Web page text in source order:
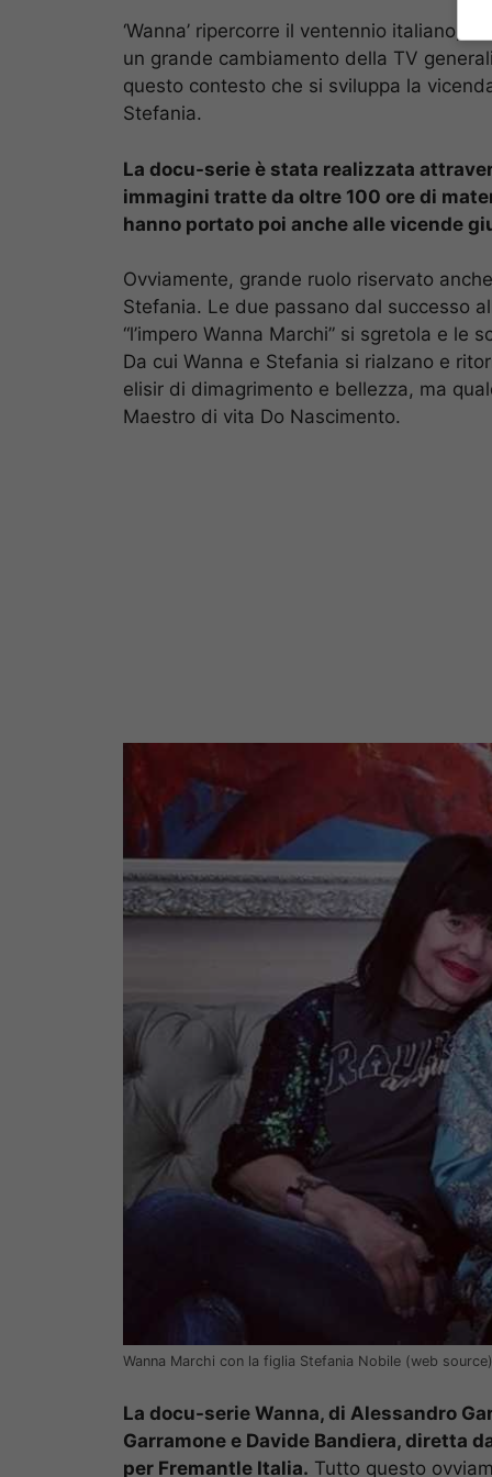
‘Wanna’ ripercorre il ventennio italiano,
un grande cambiamento della TV
questo contesto che si sviluppa la
Stefania.
La docu-serie è stata realizzata
immagini tratte da oltre 100 ore di
hanno portato poi anche alle vicende
Ovviamente, grande ruolo riservato
Stefania. Le due passano dal successo
“l’impero Wanna Marchi” si sgretola e le
Da cui Wanna e Stefania si rialzano e
elisir di dimagrimento e bellezza, ma
Maestro di vita Do Nascimento.
Wanna Marchi con la figlia Stefania Nobile (web source)
La docu-serie Wanna, di Alessandro
Garramone e Davide Bandiera, diretta
per Fremantle Italia. Tutto questo